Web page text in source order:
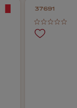
37691